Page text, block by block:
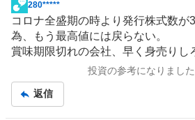
掲
示
板
記
280*****
コロナ全盛期の時より発行株式数が
為、もう最高値には戻らない。
賞味期限切れの会社、早く身売りし
投資の参考になりました
返信